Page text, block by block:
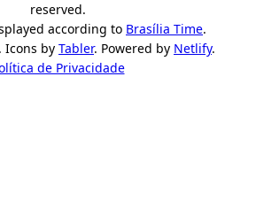
reserved.
according to Brasília Time.
. Icons by Tabler. Powered by Netlify.
de Privacidade